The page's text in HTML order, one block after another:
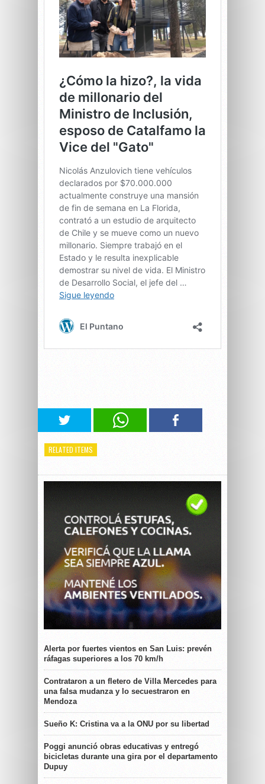
RELATED ITEMS
Alerta por fuertes vientos en San Luis: prevén
ráfagas superiores a los 70 km/h
Contrataron a un fletero de Villa Mercedes para
una falsa mudanza y lo secuestraron en
Mendoza
Sueño K: Cristina va a la ONU por su libertad
Poggi anunció obras educativas y entregó
bicicletas durante una gira por el departamento
Dupuy